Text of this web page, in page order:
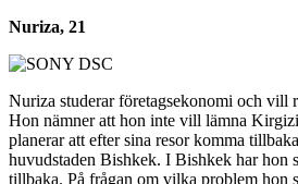
Nuriza, 21
Nuriza studerar företagsekonomi och vill
Hon nämner att hon inte vill lämna
planerar att efter sina resor komma
huvudstaden Bishkek. I Bishkek har hon
tillbaka. På frågan om vilka problem hon